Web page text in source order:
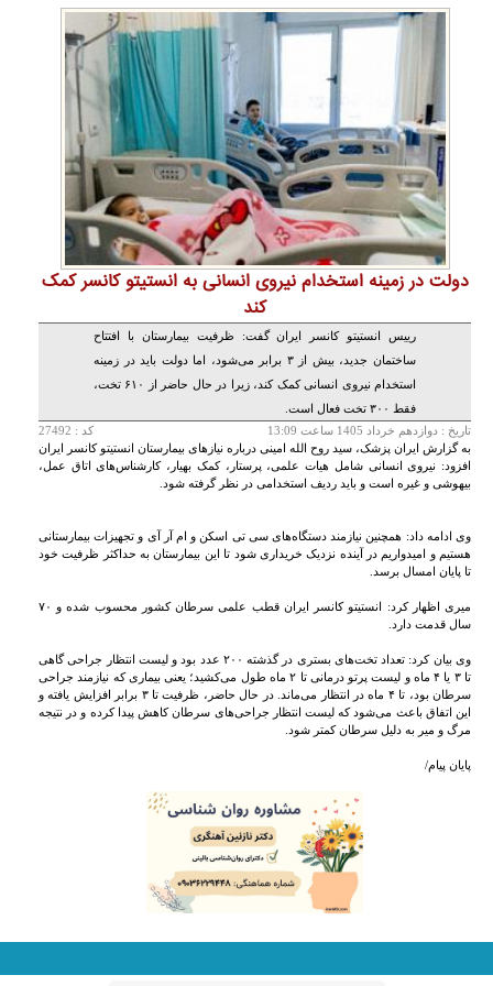
دولت در زمینه استخدام نیروی انسانی به انستیتو کانسر کمک
کند
رییس انستیتو کانسر ایران گفت: ظرفیت بیمارستان با افتتاح
ساختمان جدید، بیش از ۳ برابر می‌شود، اما دولت باید در زمینه
استخدام نیروی انسانی کمک کند، زیرا در حال حاضر از ۶۱۰ تخت،
فقط ۳۰۰ تخت فعال است.
تاريخ : دوازدهم خرداد 1405 ساعت 13:09
کد : 27492
به گزارش ایران پزشک، سید روح الله امینی درباره نیازهای بیمارستان انستیتو کانسر ایران
افزود: نیروی انسانی شامل هیات علمی، پرستار، کمک بهیار، کارشناس‌های اتاق عمل،
بیهوشی و غیره است و باید ردیف استخدامی در نظر گرفته شود.
وی ادامه داد: همچنین نیازمند دستگاه‌های سی تی اسکن و ام آر آی و تجهیزات بیمارستانی
هستیم و امیدواریم در آینده نزدیک خریداری شود تا این بیمارستان به حداکثر ظرفیت خود
تا پایان امسال برسد.
میری اظهار کرد: انستیتو کانسر ایران قطب علمی سرطان کشور محسوب شده و ۷۰
سال قدمت دارد.
وی بیان کرد: تعداد تخت‌های بستری در گذشته ۲۰۰ عدد بود و لیست انتظار جراحی گاهی
تا ۳ یا ۴ ماه و لیست پرتو درمانی تا ۲ ماه طول می‌کشید؛ یعنی بیماری که نیازمند جراحی
سرطان بود، تا ۴ ماه در انتظار می‌ماند. در حال حاضر، ظرفیت تا ۳ برابر افزایش یافته و
این اتفاق باعث می‌شود که لیست انتظار جراحی‌های سرطان کاهش پیدا کرده و در نتیجه
مرگ و میر به دلیل سرطان کمتر شود.
پایان پیام/